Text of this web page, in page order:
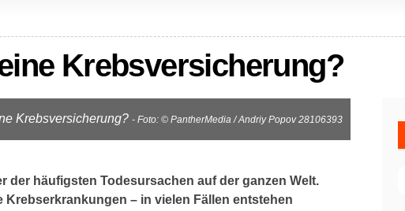
Krebsversicherung?
Krebsversicherung? - Foto: © PantherMedia / Andriy Popov 28106393
der häufigsten Todesursachen auf der ganzen Welt.
Krebserkrankungen – in vielen Fällen entstehen